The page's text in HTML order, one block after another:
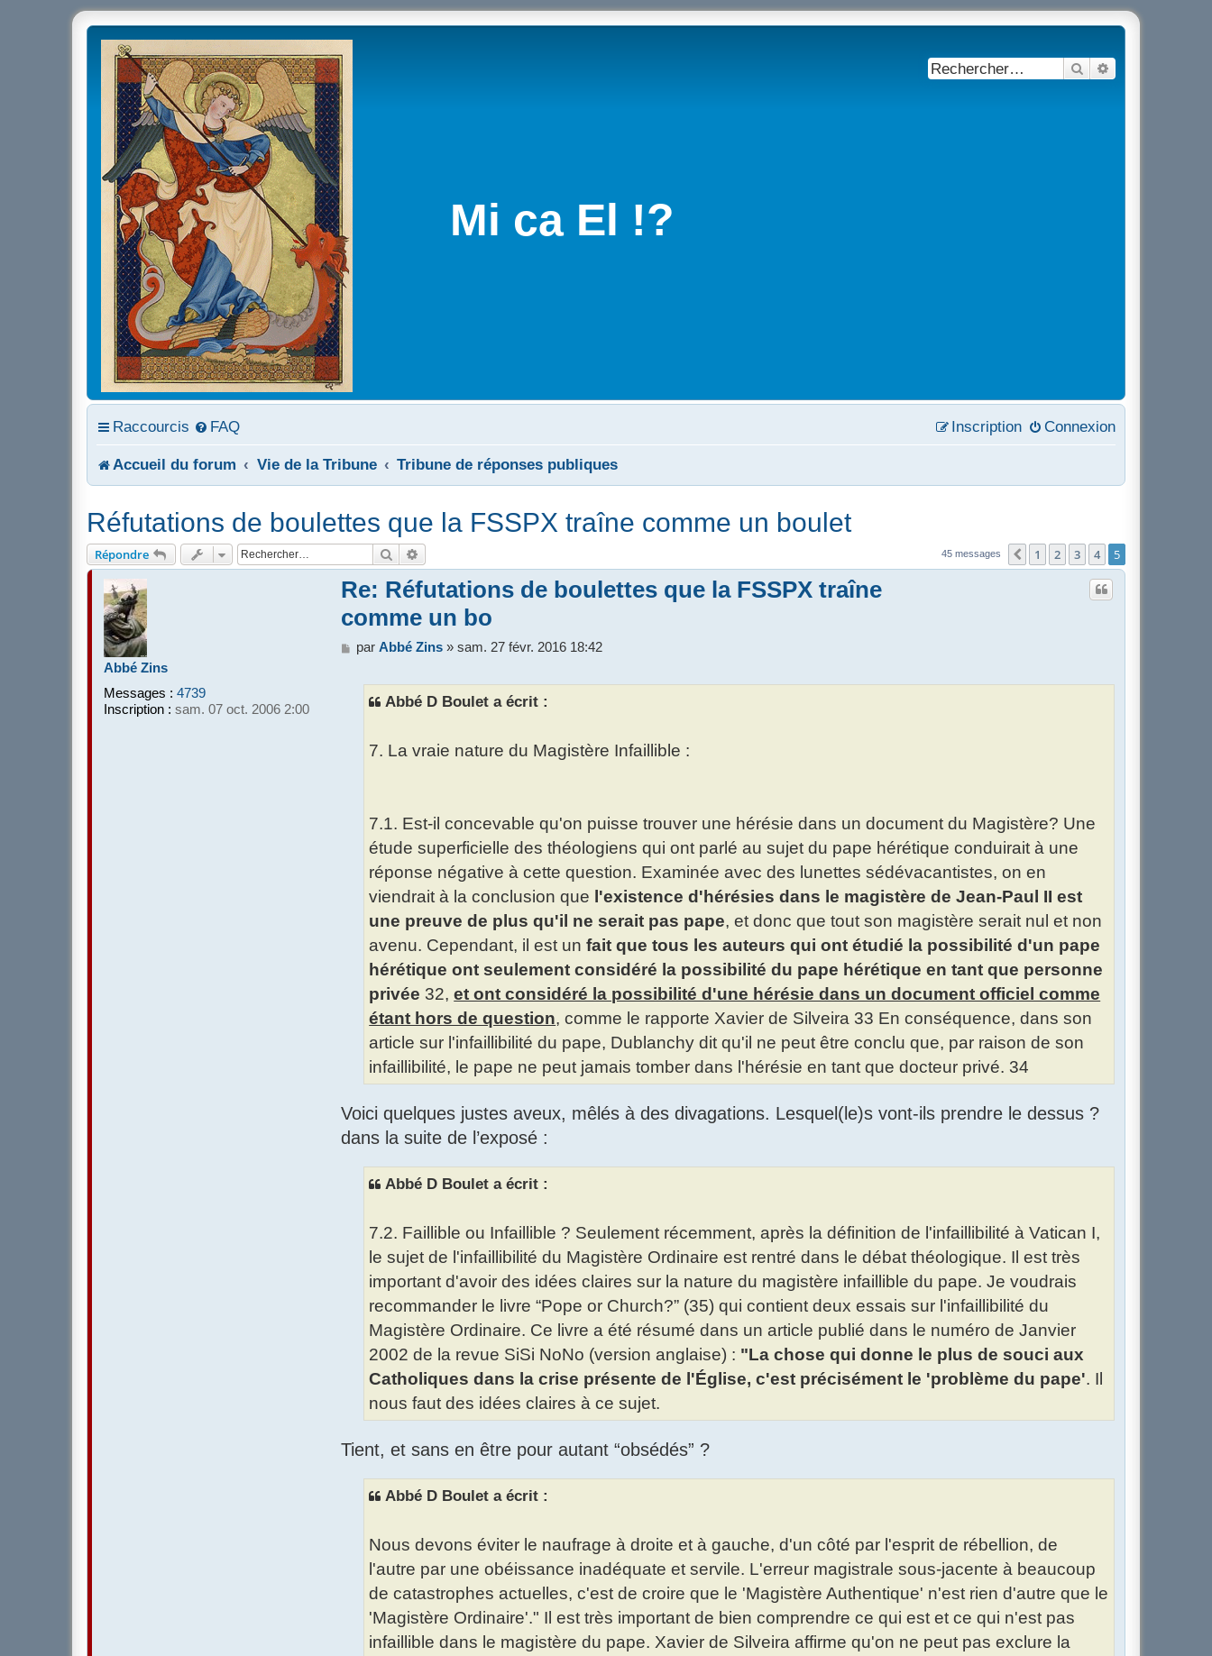
Mi ca El !?
Rechercher
Raccourcis FAQ Connexion
Inscription
Accueil du forum Vie de la Tribune Tribune de réponses publiques
Réfutations de boulettes que la FSSPX traîne comme un boulet
Répondre Rechercher 45 messages Précédent
1 2 3 4 5
Abbé Zins
Messages : 4739
Inscription : sam. 07 oct. 2006 2:00
Re: Réfutations de boulettes que la FSSPX traîne
comme un bo
M
parAbbé Zins »sam. 27 févr. 2016 18:42
Abbé D Boulet a écrit :
7. La vraie nature du Magistère Infaillible :
7.1. Est-il concevable qu'on puisse trouver une hérésie dans un document du Magistère? Une
étude superficielle des théologiens qui ont parlé au sujet du pape hérétique conduirait à une
réponse négative à cette question. Examinée avec des lunettes sédévacantistes, on en
viendrait à la conclusion que l'existence d'hérésies dans le magistère de Jean-Paul II est
une preuve de plus qu'il ne serait pas pape, et donc que tout son magistère serait nul et non
avenu. Cependant, il est unfait que tous les auteurs qui ont étudié la possibilité d'un pape
hérétique ont seulement considéré la possibilité du pape hérétique en tant que personne
privée 32,et ont considéré la possibilité d'une hérésie dans un document officiel comme
étant hors de question, comme le rapporte Xavier de Silveira 33 En conséquence, dans son
article sur l'infaillibilité du pape, Dublanchy dit qu'il ne peut être conclu que, par raison de son
infaillibilité, le pape ne peut jamais tomber dans l'hérésie en tant que docteur privé. 34
Voici quelques justes aveux, mêlés à des divagations. Lesquel(le)s vont-ils prendre le dessus ?
dans la suite de l’exposé :
Abbé D Boulet a écrit :
7.2. Faillible ou Infaillible ? Seulement récemment, après la définition de l'infaillibilité à Vatican I,
le sujet de l'infaillibilité du Magistère Ordinaire est rentré dans le débat théologique. Il est très
important d'avoir des idées claires sur la nature du magistère infaillible du pape. Je voudrais
recommander le livre “Pope or Church?” (35) qui contient deux essais sur l'infaillibilité du
Magistère Ordinaire. Ce livre a été résumé dans un article publié dans le numéro de Janvier
2002 de la revue SiSi NoNo (version anglaise) : "La chose qui donne le plus de souci aux
Catholiques dans la crise présente de l'Église, c'est précisément le 'problème du pape'. Il
nous faut des idées claires à ce sujet.
Tient, et sans en être pour autant “obsédés” ?
Abbé D Boulet a écrit :
Nous devons éviter le naufrage à droite et à gauche, d'un côté par l'esprit de rébellion, de
l'autre par une obéissance inadéquate et servile. L'erreur magistrale sous-jacente à beaucoup
de catastrophes actuelles, c'est de croire que le 'Magistère Authentique' n'est rien d'autre que le
'Magistère Ordinaire'." Il est très important de bien comprendre ce qui est et ce qui n'est pas
infaillible dans le magistère du pape. Xavier de Silveira affirme qu'on ne peut pas exclure la